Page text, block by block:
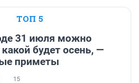
ТОП 5
31 июля можно
какой будет осень, —
приметы
15